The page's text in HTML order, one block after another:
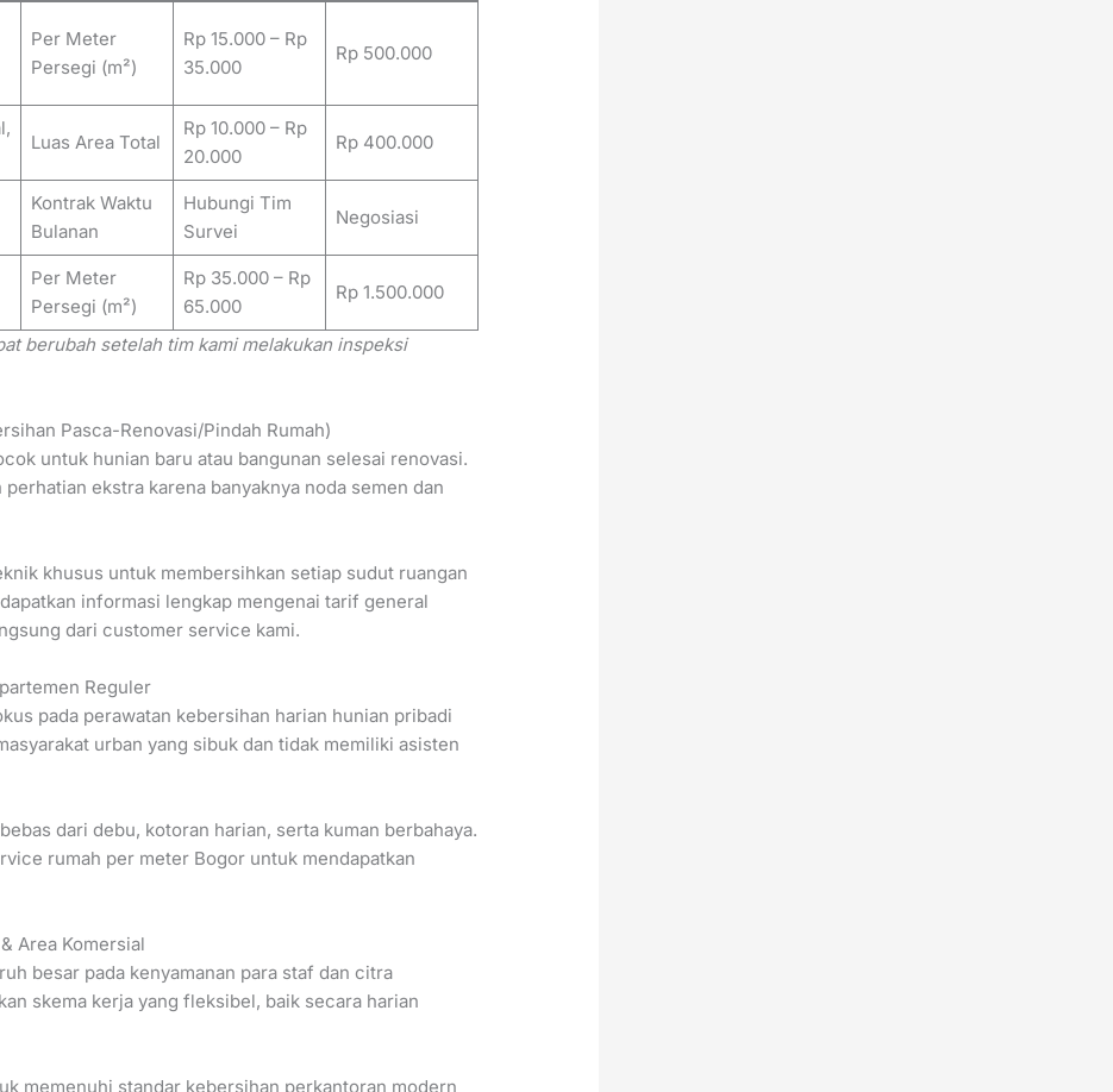
Per Meter
Persegi (m²)
Rp 15.000 – Rp
35.000
Rp 500.000
Luas Area Total
Rp 10.000 – Rp
20.000
Rp 400.000
Kontrak Waktu
Bulanan
Hubungi Tim
Survei
Negosiasi
Per Meter
Persegi (m²)
Rp 35.000 – Rp
65.000
Rp 1.500.000
berubah setelah tim kami melakukan inspeksi
Pasca-Renovasi/Pindah Rumah)
untuk hunian baru atau bangunan selesai renovasi.
ekstra karena banyaknya noda semen dan
khusus untuk membersihkan setiap sudut ruangan
informasi lengkap mengenai tarif general
dari customer service kami.
Reguler
pada perawatan kebersihan harian hunian pribadi
urban yang sibuk dan tidak memiliki asisten
dari debu, kotoran harian, serta kuman berbahaya.
rumah per meter Bogor untuk mendapatkan
Area Komersial
besar pada kenyamanan para staf dan citra
skema kerja yang fleksibel, baik secara harian
memenuhi standar kebersihan perkantoran modern